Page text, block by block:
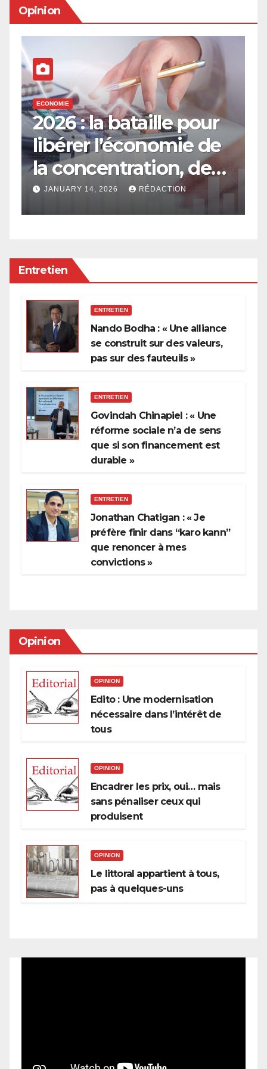
Opinion
ECONOMIE
2026 : la bataille pour
libérer l’économie de
la concentration, de
l’oligarchie et des
privilèges hérités
JANUARY 14, 2026 RÉDACTION
Entretien
ENTRETIEN
Nando Bodha : « Une alliance
se construit sur des valeurs,
pas sur des fauteuils »
ENTRETIEN
Govindah Chinapiel : « Une
réforme sociale n’a de sens
que si son financement est
durable »
ENTRETIEN
Jonathan Chatigan : « Je
préfère finir dans “karo kann”
que renoncer à mes
convictions »
Opinion
OPINION
Edito : Une modernisation
nécessaire dans l’intérêt de
tous
OPINION
Encadrer les prix, oui… mais
sans pénaliser ceux qui
produisent
OPINION
Le littoral appartient à tous,
pas à quelques-uns